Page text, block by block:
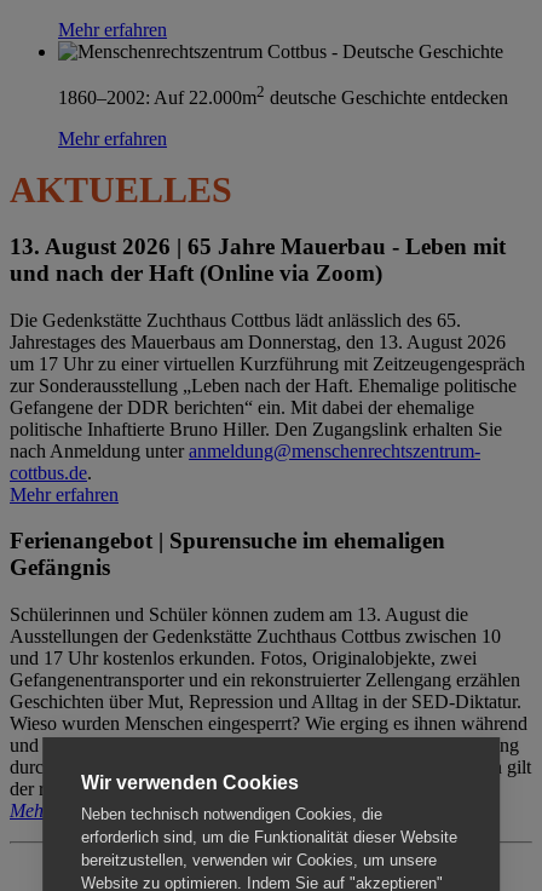
Mehr erfahren
1860–2002: Auf 22.000m2 deutsche Geschichte entdecken
Mehr erfahren
AKTUELLES
13. August 2026 | 65 Jahre Mauerbau - Leben mit
und nach der Haft (Online via Zoom)
Die Gedenkstätte Zuchthaus Cottbus lädt anlässlich des 65.
Jahrestages des Mauerbaus am Donnerstag, den 13. August 2026
um 17 Uhr zu einer virtuellen Kurzführung mit Zeitzeugengespräch
zur Sonderausstellung „Leben nach der Haft. Ehemalige politische
Gefangene der DDR berichten“ ein. Mit dabei der ehemalige
politische Inhaftierte Bruno Hiller. Den Zugangslink erhalten Sie
nach Anmeldung unteranmeldung@menschenrechtszentrum-
cottbus.de.
Mehr erfahren
Ferienangebot | Spurensuche im ehemaligen
Gefängnis
Schülerinnen und Schüler können zudem am 13. August die
Ausstellungen der Gedenkstätte Zuchthaus Cottbus zwischen 10
und 17 Uhr kostenlos erkunden. Fotos, Originalobjekte, zwei
Gefangenentransporter und ein rekonstruierter Zellengang erzählen
Geschichten über Mut, Repression und Alltag in der SED-Diktatur.
Wieso wurden Menschen eingesperrt? Wie erging es ihnen während
und nach der Haft? Der Besuch erfolgt individuell ohne Betreuung
durch das Menschenrechtszentrum Cottbus. Für Begleitpersonen gilt
der reguläre Eintritt (8€ / ermäßigt 5€).
Mehr erfahren
Wir verwenden Cookies
Neben technisch notwendigen Cookies, die
erforderlich sind, um die Funktionalität dieser Website
bereitzustellen, verwenden wir Cookies, um unsere
Website zu optimieren. Indem Sie auf "akzeptieren"